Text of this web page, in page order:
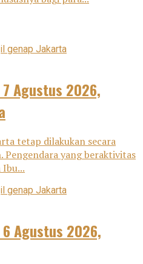
Agustus 2026,
tetap dilakukan secara
yang beraktivitas
Ibu...
Agustus 2026,